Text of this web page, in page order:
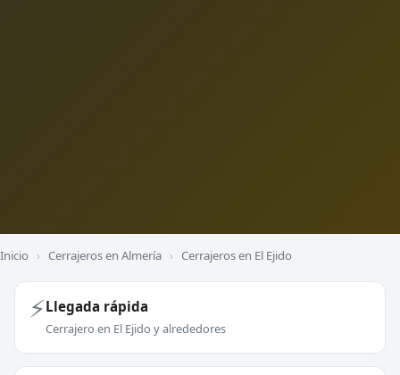
Inicio › Cerrajeros en Almería › Cerrajeros en El Ejido
⚡Llegada rápida
Cerrajero en El Ejido y alrededores